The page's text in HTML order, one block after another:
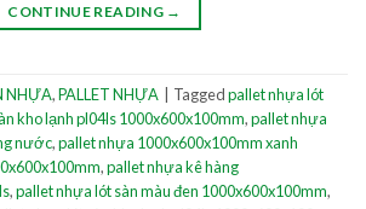
CONTINUE READING →
NHỰA,PALLET NHỰA Taggedpallet nhựa lót
kho lạnh pl04ls 1000x600x100mm,pallet nhựa
nước,pallet nhựa 1000x600x100mm xanh
,pallet nhựa kê hàng
,pallet nhựa lót sàn màu đen 1000x600x100mm,